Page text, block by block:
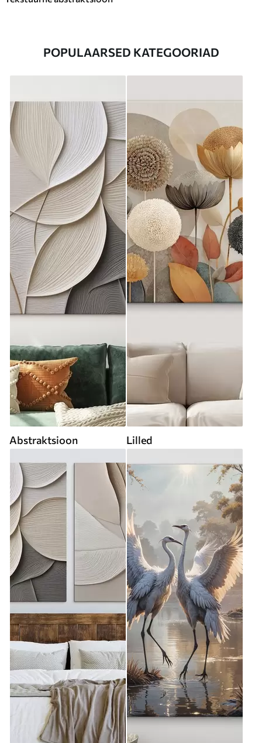
POPULAARSED KATEGOORIAD
Abstraktsioon Lilled